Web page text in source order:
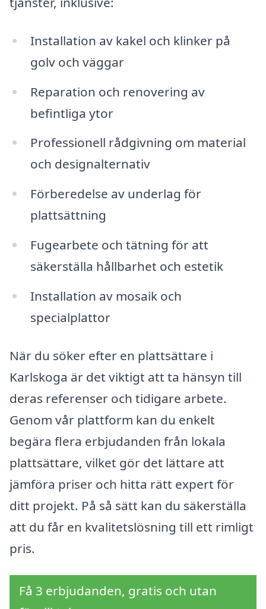
Installation av kakel och klinker på
golv och väggar
Reparation och renovering av
befintliga ytor
Professionell rådgivning om material
och designalternativ
Förberedelse av underlag för
plattsättning
Fugearbete och tätning för att
säkerställa hållbarhet och estetik
Installation av mosaik och
specialplattor
När du söker efter en plattsättare i
Karlskoga är det viktigt att ta hänsyn till
deras referenser och tidigare arbete.
Genom vår plattform kan du enkelt
begära flera erbjudanden från lokala
plattsättare, vilket gör det lättare att
jämföra priser och hitta rätt expert för
ditt projekt. På så sätt kan du säkerställa
att du får en kvalitetslösning till ett rimligt
pris.
Få 3 erbjudanden, gratis och utan